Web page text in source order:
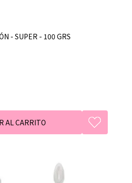
- SUPER - 100 GRS